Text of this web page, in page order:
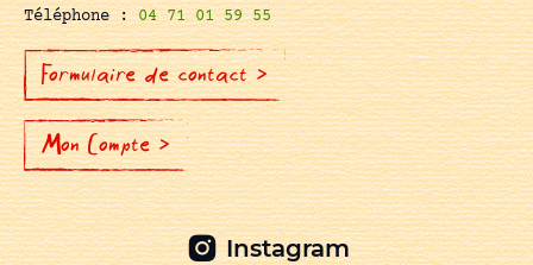
Téléphone :04 71 01 59 55
Formulaire de contact >
Mon Compte >
Instagram